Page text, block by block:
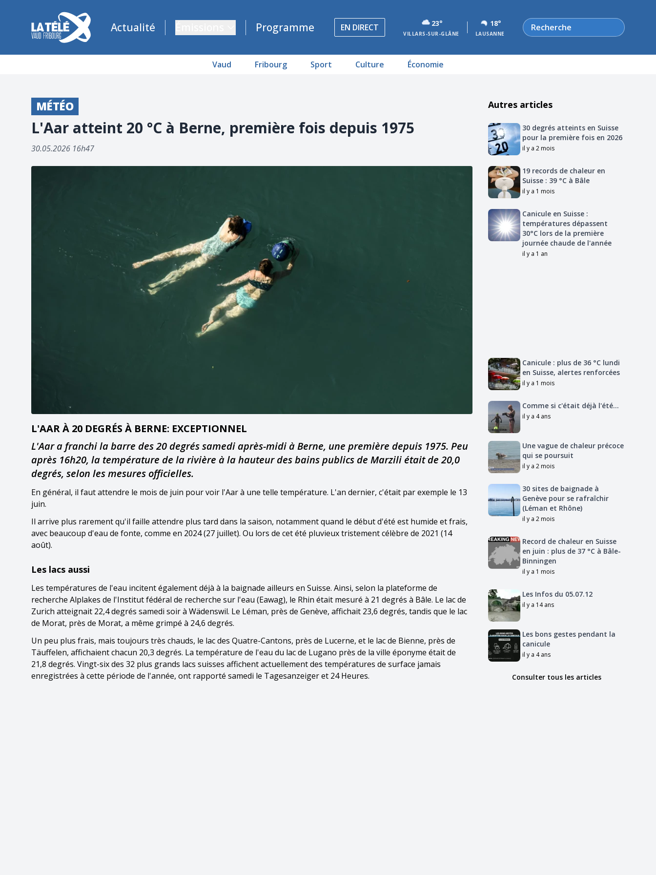
La Télé - Télévision régionale Vaud et Fribourg
Actualité Programme EN DIRECT 23°
VILLARS-SUR-GLÂNE
18°
LAUSANNE
Rechercher
Vaud Fribourg Sport Culture Économie
MÉTÉO
L'Aar atteint 20 °C à Berne, première fois depuis 1975
30.05.2026 16h47
L'AAR À 20 DEGRÉS À BERNE: EXCEPTIONNEL
L'Aar a franchi la barre des 20 degrés samedi après-midi à Berne, une première depuis 1975. Peu
après 16h20, la température de la rivière à la hauteur des bains publics de Marzili était de 20,0
degrés, selon les mesures officielles.
En général, il faut attendre le mois de juin pour voir l'Aar à une telle température. L'an dernier, c'était par exemple le 13
juin.
Il arrive plus rarement qu'il faille attendre plus tard dans la saison, notamment quand le début d'été est humide et frais,
avec beaucoup d'eau de fonte, comme en 2024 (27 juillet). Ou lors de cet été pluvieux tristement célèbre de 2021 (14
août).
Les lacs aussi
Les températures de l'eau incitent également déjà à la baignade ailleurs en Suisse. Ainsi, selon la plateforme de
recherche Alplakes de l'Institut fédéral de recherche sur l'eau (Eawag), le Rhin était mesuré à 21 degrés à Bâle. Le lac de
Zurich atteignait 22,4 degrés samedi soir à Wädenswil. Le Léman, près de Genève, affichait 23,6 degrés, tandis que le lac
de Morat, près de Morat, a même grimpé à 24,6 degrés.
Un peu plus frais, mais toujours très chauds, le lac des Quatre-Cantons, près de Lucerne, et le lac de Bienne, près de
Täuffelen, affichaient chacun 20,3 degrés. La température de l'eau du lac de Lugano près de la ville éponyme était de
21,8 degrés. Vingt-six des 32 plus grands lacs suisses affichent actuellement des températures de surface jamais
enregistrées à cette période de l'année, ont rapporté samedi le Tagesanzeiger et 24 Heures.
Autres articles
30 degrés atteints en Suisse
pour la première fois en 2026
il y a 2 mois
19 records de chaleur en
Suisse : 39 °C à Bâle
il y a 1 mois
Canicule en Suisse :
températures dépassent
30°C lors de la première
journée chaude de l'année
il y a 1 an
Canicule : plus de 36 °C lundi
en Suisse, alertes renforcées
il y a 1 mois
Comme si c'était déjà l'été...
il y a 4 ans
Une vague de chaleur précoce
qui se poursuit
il y a 2 mois
30 sites de baignade à
Genève pour se rafraîchir
(Léman et Rhône)
il y a 2 mois
Record de chaleur en Suisse
en juin : plus de 37 °C à Bâle-
Binningen
il y a 1 mois
Les Infos du 05.07.12
il y a 14 ans
Les bons gestes pendant la
canicule
il y a 4 ans
Consulter tous les articles